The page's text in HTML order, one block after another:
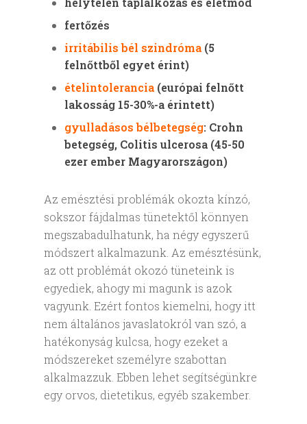
fertőzés
irritábilis bél szindróma (5
felnőttből egyet érint)
ételintolerancia (európai felnőtt
lakosság 15-30%-a érintett)
gyulladásos bélbetegség: Crohn
betegség, Colitis ulcerosa (45-50
ezer ember Magyarországon)
Az emésztési problémák okozta kínzó,
sokszor fájdalmas tünetektől könnyen
megszabadulhatunk, ha négy egyszerű
módszert alkalmazunk. Az emésztésünk,
az ott problémát okozó tüneteink is
egyediek, ahogy mi magunk is azok
vagyunk. Ezért fontos kiemelni, hogy itt
nem általános javaslatokról van szó, a
hatékonyság kulcsa, hogy ezeket a
módszereket személyre szabottan
alkalmazzuk. Ebben lehet segítségünkre
egy orvos, dietetikus, egyéb szakember.